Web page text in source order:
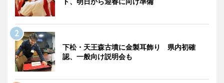
下松・天王森古墳に金製耳飾り 県内初確
認、一般向け説明会も